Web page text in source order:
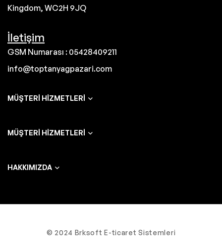
Kingdom, WC2H 9JQ
İletişim
GSM Numarası : 05428409211
info@toptanyagpazari.com
MÜŞTERI HIZMETLERI
MÜŞTERI HIZMETLERI
HAKKIMIZDA
© 2024 Brksoft E-ticaret Sistemleri